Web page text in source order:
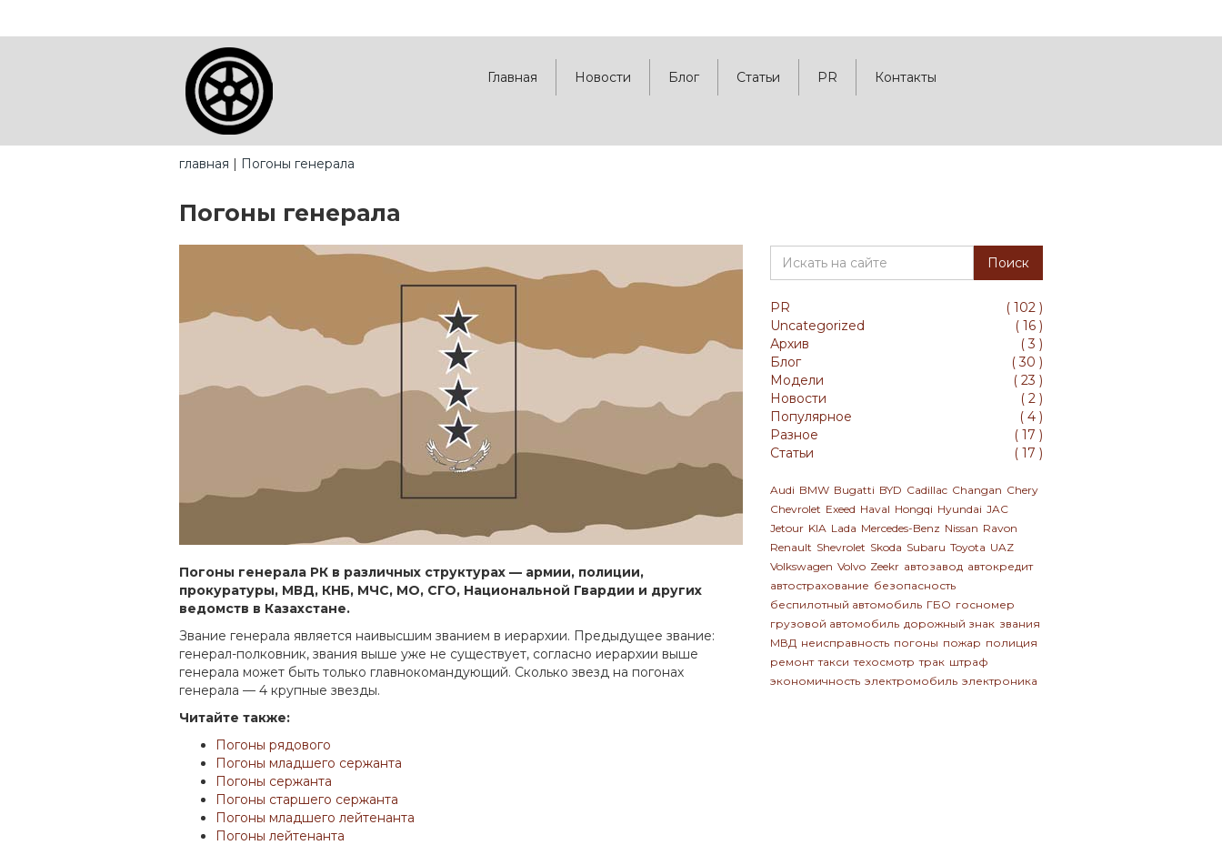
Главная Новости Блог Статьи PR Контакты
главная | Погоны генерала
Погоны генерала
Погоны генерала РК в различных структурах — армии, полиции,
прокуратуры, МВД, КНБ, МЧС, МО, СГО, Национальной Гвардии и других
ведомств в Казахстане.
Звание генерала является наивысшим званием в иерархии. Предыдущее звание:
генерал-полковник, звания выше уже не существует, согласно иерархии выше
генерала может быть только главнокомандующий. Сколько звезд на погонах
генерала — 4 крупные звезды.
Читайте также:
Погоны рядового
Погоны младшего сержанта
Погоны сержанта
Погоны старшего сержанта
Погоны младшего лейтенанта
Погоны лейтенанта
PR ( 102 )
Uncategorized
( 16 )
Архив
(3 )
Блог
(30 )
Модели
( 23 )
Новости
( 2 )
Популярное
( 4 )
Разное
( 17 )
Статьи
( 17 )
Audi BMW Bugatti BYD Cadillac Changan Chery
Chevrolet Exeed Haval Hongqi Hyundai JAC
Jetour KIA Lada Mercedes-Benz Nissan Ravon
Renault Shevrolet Skoda Subaru Toyota UAZ
Volkswagen Volvo Zeekr автозавод автокредит
автострахование безопасность
беспилотный автомобиль ГБО госномер
грузовой автомобиль дорожный знак звания
МВД неисправность погоны пожар полиция
ремонт такси техосмотр трак штраф
экономичность электромобиль электроника